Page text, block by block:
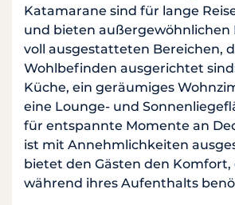
Katamarane sind für lange
und bieten
voll ausgestatteten Bereichen,
Wohlbefinden ausgerichtet
Küche, ein geräumiges
eine Lounge- und
für entspannte Momente an
ist mit Annehmlichkeiten
bietet den Gästen den Komfort,
während ihres Aufenthalts